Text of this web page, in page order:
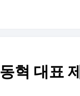
혁 대표